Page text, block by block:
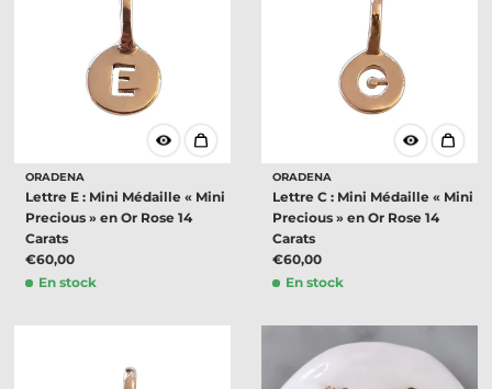
ORADENA
Lettre E : Mini Médaille « Mini
Precious » en Or Rose 14
Carats
€60,00
En stock
ORADENA
Lettre C : Mini Médaille « Mini
Precious » en Or Rose 14
Carats
€60,00
En stock